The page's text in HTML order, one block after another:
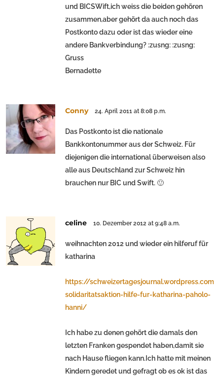
und BICSWift,ich weiss die beiden gehören
zusammen,aber gehört da auch noch das
Postkonto dazu oder ist das wieder eine
andere Bankverbindung? :zusng: :zusng:
Gruss
Bernadette
Conny 24. April 2011 at 8:08 p.m.
Das Postkonto ist die nationale
Bankkontonummer aus der Schweiz. Für
diejenigen die international überweisen also
alle aus Deutschland zur Schweiz hin
brauchen nur BIC und Swift. 🙂
celine 10. Dezember 2012 at 9:48 a.m.
weihnachten 2012 und wieder ein hilferuf für
katharina
https://
solidaritatsaktion-hilfe-fur-katharina-paholo-
hanni/
Ich habe zu denen gehört die damals den
letzten Franken gespendet haben,damit sie
nach Hause fliegen kann.Ich hatte mit meinen
Kindern geredet und gefragt ob es ok ist das